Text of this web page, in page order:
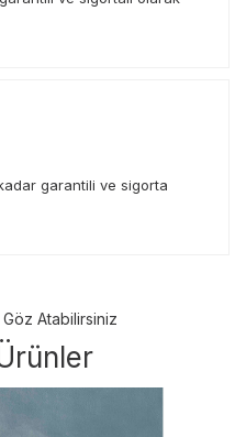
garantili ve sigorta
Atabilirsiniz